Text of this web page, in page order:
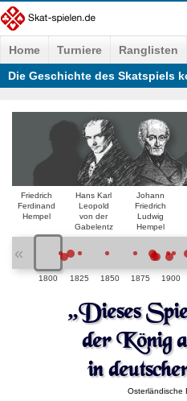
Home Turniere Ranglisten
Die Geschichte des Skatspiels
Friedrich
Ferdinand
Hempel
Hans Karl
Leopold
von der
Gabelentz
Johann
Friedrich
Ludwig
Hempel
«
1800 1825 1850 1875 1900
„Dieses
der König
in
Osterländische